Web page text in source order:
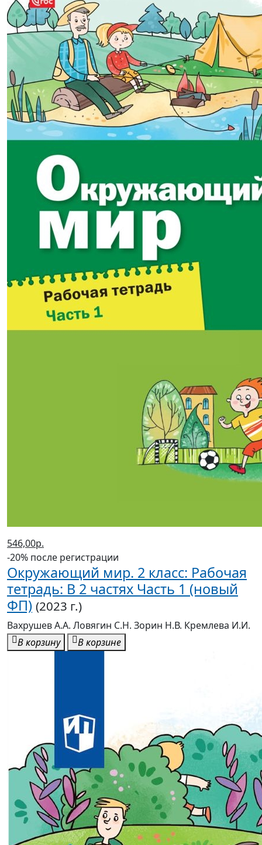
546,00р.
-20% после регистрации
Окружающий мир. 2 класс: Рабочая
тетрадь: В 2 частях Часть 1 (новый
ФП) (2023 г.)
Вахрушев А.А. Ловягин С.Н. Зорин Н.В. Кремлева И.И.
В корзину
В корзине